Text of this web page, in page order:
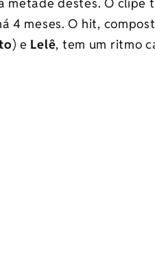
metade destes. O clipe
4 meses. O hit,
) e Lelê, tem um ritmo